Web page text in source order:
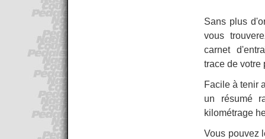
Sans plus
vous
carnet
trace de votre
Facile à tenir
un résumé
kilométrage
Vous pouvez